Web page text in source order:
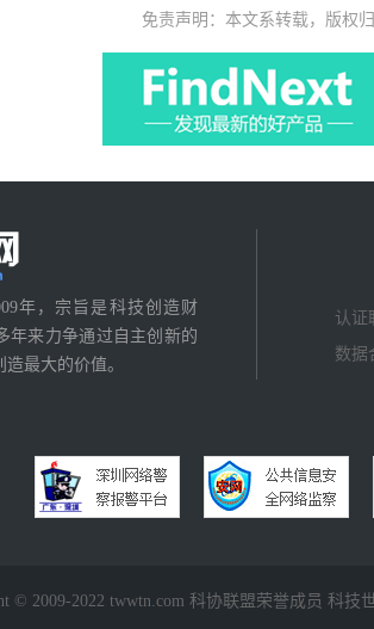
免责声明：本文系转载，版权
年，宗旨是科技创造财
年来力争通过自主创新的
最大的价值。
认证
数据
© 2009-2022 twwtn.com 科协联盟荣誉成员 科